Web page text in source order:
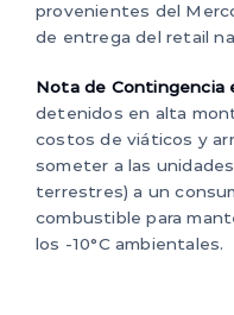
provenientes del
de entrega del retail
Nota de Contingencia
detenidos en alta
costos de viáticos y
someter a las
terrestres) a un
combustible para
los -10°C ambientales.